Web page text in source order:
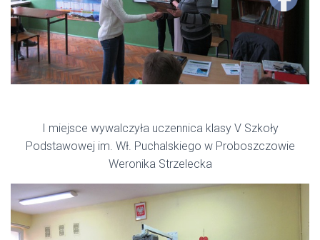
I miejsce wywalczyła uczennica klasy V Szkoły
Podstawowej im. Wł. Puchalskiego w Proboszczowie
Weronika Strzelecka